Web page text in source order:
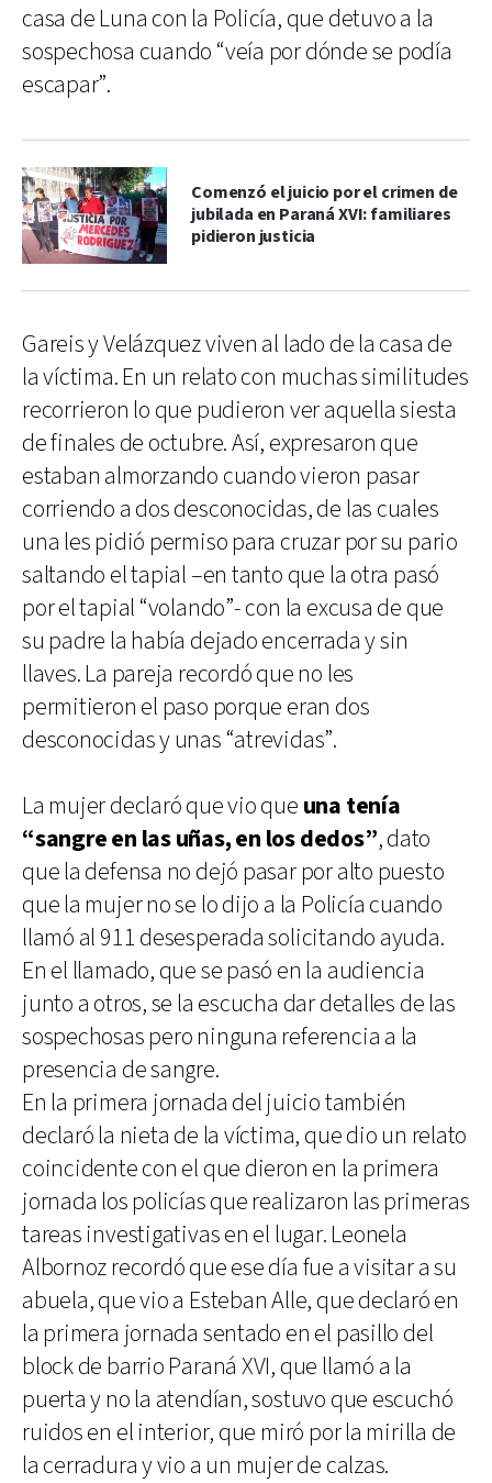
casa de Luna con la Policía, que detuvo a la
sospechosa cuando “veía por dónde se podía
escapar”.
Comenzó el juicio por el crimen de
jubilada en Paraná XVI: familiares
pidieron justicia
Gareis y Velázquez viven al lado de la casa de
la víctima. En un relato con muchas similitudes
recorrieron lo que pudieron ver aquella siesta
de finales de octubre. Así, expresaron que
estaban almorzando cuando vieron pasar
corriendo a dos desconocidas, de las cuales
una les pidió permiso para cruzar por su pario
saltando el tapial –en tanto que la otra pasó
por el tapial “volando”- con la excusa de que
su padre la había dejado encerrada y sin
llaves. La pareja recordó que no les
permitieron el paso porque eran dos
desconocidas y unas “atrevidas”.
La mujer declaró que vio que una tenía
“sangre en las uñas, en los dedos”, dato
que la defensa no dejó pasar por alto puesto
que la mujer no se lo dijo a la Policía cuando
llamó al 911 desesperada solicitando ayuda.
En el llamado, que se pasó en la audiencia
junto a otros, se la escucha dar detalles de las
sospechosas pero ninguna referencia a la
presencia de sangre.
En la primera jornada del juicio también
declaró la nieta de la víctima, que dio un relato
coincidente con el que dieron en la primera
jornada los policías que realizaron las primeras
tareas investigativas en el lugar. Leonela
Albornoz recordó que ese día fue a visitar a su
abuela, que vio a Esteban Alle, que declaró en
la primera jornada sentado en el pasillo del
block de barrio Paraná XVI, que llamó a la
puerta y no la atendían, sostuvo que escuchó
ruidos en el interior, que miró por la mirilla de
la cerradura y vio a un mujer de calzas.